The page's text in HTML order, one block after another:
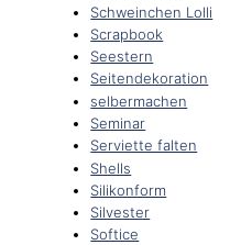
Schweinchen Lolli
Scrapbook
Seestern
Seitendekoration
selbermachen
Seminar
Serviette falten
Shells
Silikonform
Silvester
Softice